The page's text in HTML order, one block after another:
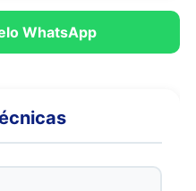
WhatsApp